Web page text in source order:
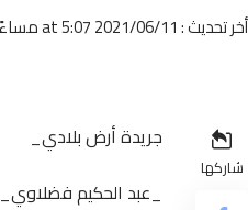
أخر تحديث : 2021/06/11 at 5:07 مساءً
شاركها
جريدة أرض بلادي_
_عبد الحكيم فضلاوي_